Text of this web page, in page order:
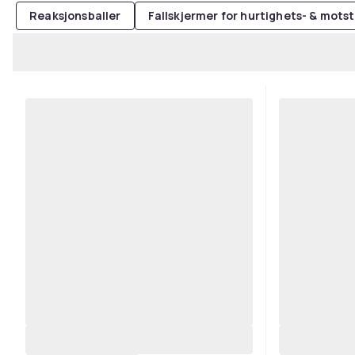
Reaksjonsballer Fallskjermer for hurtighets- &